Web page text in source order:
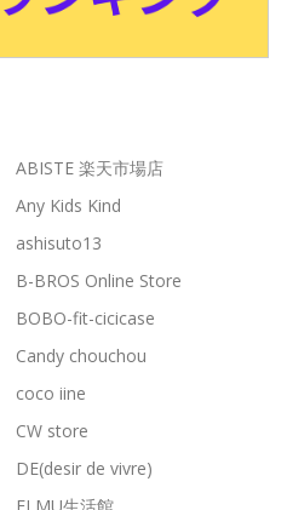
ABISTE 楽天市場店
Any Kids Kind
ashisuto13
B-BROS Online Store
BOBO-fit-cicicase
Candy chouchou
coco iine
CW store
DE(desir de vivre)